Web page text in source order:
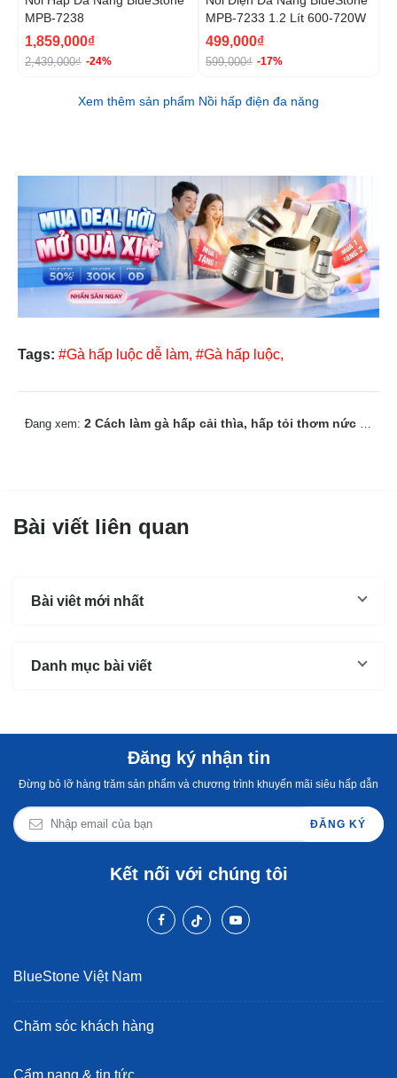
MPB-7238
1,859,000₫
2,439,000₫ -24%
MPB-7233 1.2 Lít 600-720W
499,000₫
599,000₫ -17%
Xem thêm sản phẩm Nồi hấp điện đa năng
Tags: #Gà hấp luộc dễ làm, #Gà hấp luộc,
Đang xem: 2 Cách làm gà hấp cải thìa, hấp tỏi thơm nức mũi, ngon ngọt
Bài viết liên quan
Bài viêt mới nhất
Danh mục bài viết
Đăng ký nhận tin
Đừng bỏ lỡ hàng trăm sản phẩm và chương trình khuyến mãi siêu hấp dẫn
ĐĂNG KÝ
Kết nối với chúng tôi
BlueStone Việt Nam
Chăm sóc khách hàng
Cẩm nang & tin tức